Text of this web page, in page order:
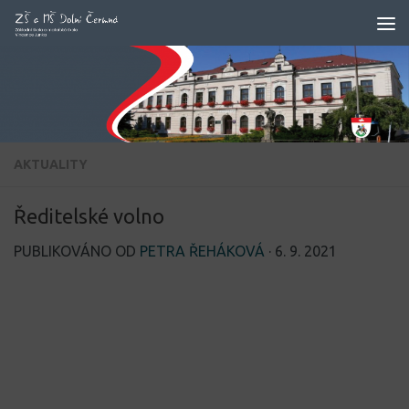
Skip to content
AKTUALITY
Ředitelské volno
PUBLIKOVÁNO OD PETRA ŘEHÁKOVÁ · 6. 9. 2021